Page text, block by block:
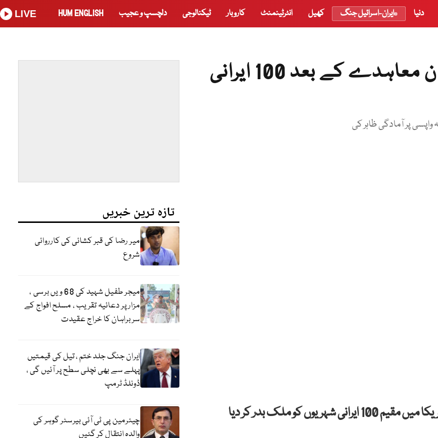
دنیا ایران-اسرائیل جنگ کھیل انٹرٹینمنٹ کاروبار ٹیکنالوجی دلچسپ و عجیب HUM ENGLISH
LIVE
تہران اور واشنگٹن کے درمیان معاہدے کے بعد 100 ایرانی
واپسی پر آمادگی ظاہر کی
تہران اور واشنگٹن کے درمیان معاہدے کے بعد امریکا میں مقیم 100 ایرانی شہریوں کو ملک بدر کر دیا
تازہ ترین خبریں
میر رضا کی قبر کشائی کی کارروائی
شروع
میجر طفیل شہید کی 68 ویں برسی ،
مزار پر دعائیہ تقریب ، مسلح افواج کے
سربراہان کا خراج عقیدت
ایران جنگ جلد ختم ، تیل کی قیمتیں
پہلے سے بھی نچلی سطح پر آئیں گی ،
ڈونلڈ ٹرمپ
چیئرمین پی ٹی آئی بیرسٹر گوہر کی
والدہ انتقال کر گئیں